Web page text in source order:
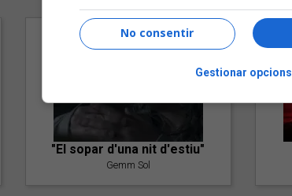
"El sopar d'una nit d'estiu"
Gemm Sol
No consentir
Gestionar opcions